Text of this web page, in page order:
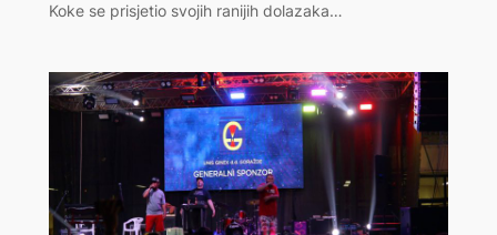
Koke se prisjetio svojih ranijih dolazaka…